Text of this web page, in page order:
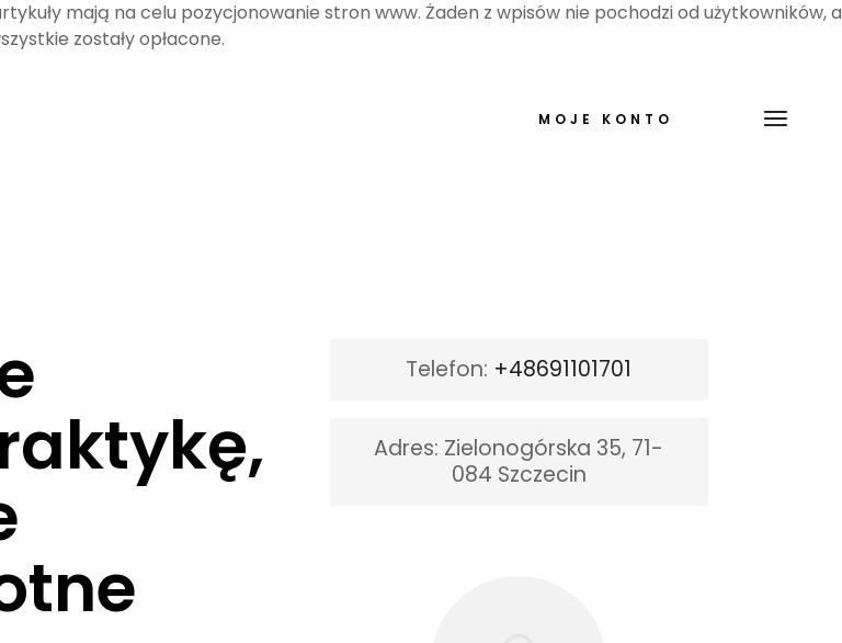
mają na celu pozycjonowanie stron www. Żaden z wpisów nie pochodzi od użytkowników, a
zostały opłacone.
MOJE KONTO
Telefon: +48691101701
Adres: Zielonogórska 35, 71-
084 Szczecin